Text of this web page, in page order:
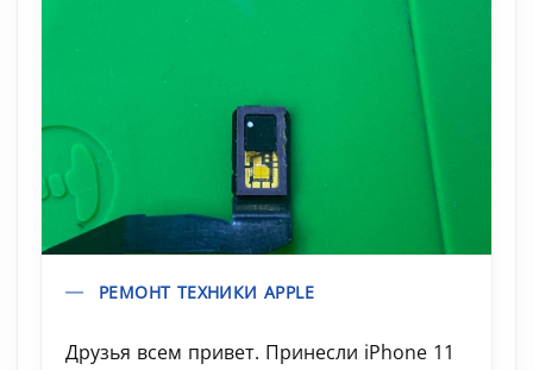
РЕМОНТ ТЕХНИКИ APPLE
Друзья всем привет. Принесли iPhone 11